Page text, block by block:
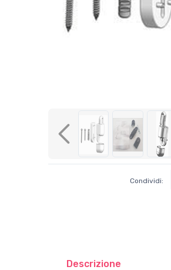
Previous
Condividi:
Descrizione